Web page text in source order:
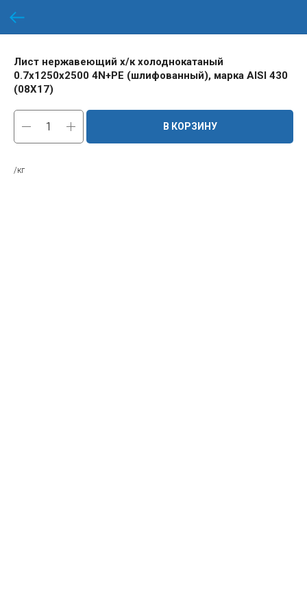
Лист нержавеющий х/к холоднокатаный
0.7х1250х2500 4N+PE (шлифованный), марка AISI 430
(08Х17)
В КОРЗИНУ
/кг